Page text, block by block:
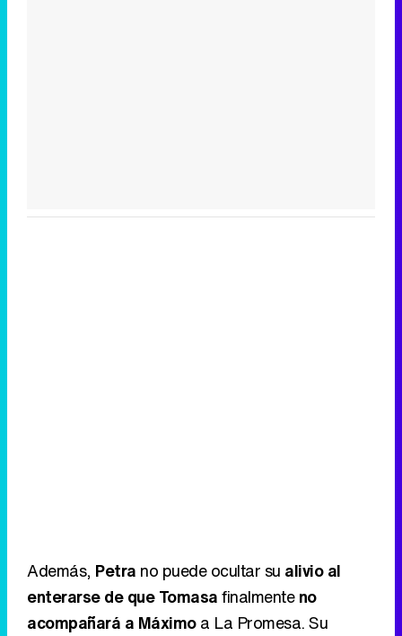
Además, Petra no puede ocultar su alivio al
enterarse de que Tomasafinalmenteno
acompañará a Máximoa La Promesa. Su